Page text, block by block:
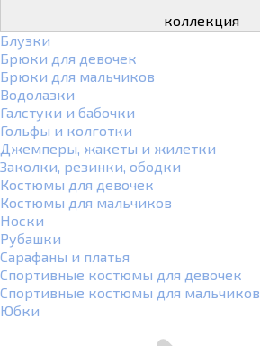
коллекция
Блузки
Брюки для девочек
Брюки для мальчиков
Водолазки
Галстуки и бабочки
Гольфы и колготки
Джемперы, жакеты и жилетки
Заколки, резинки, ободки
Костюмы для девочек
Костюмы для мальчиков
Носки
Рубашки
Сарафаны и платья
Спортивные костюмы для девочек
Спортивные костюмы для мальчиков
Юбки